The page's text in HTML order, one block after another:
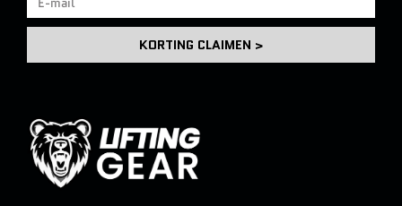
KORTING CLAIMEN >